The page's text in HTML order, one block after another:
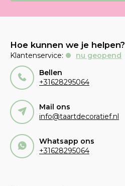
Hoe kunnen we je helpen?
Klantenservice:
nu geopend
Bellen
+31628295064
Mail ons
info@taartdecoratief.nl
Whatsapp ons
+31628295064